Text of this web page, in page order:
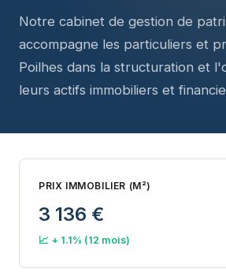
Notre cabinet de gestion de
accompagne les particuliers et
Poilhes dans la structuration et
leurs actifs immobiliers et
PRIX IMMOBILIER (M²)
3 136 €
📈 + 1.1% (12 mois)